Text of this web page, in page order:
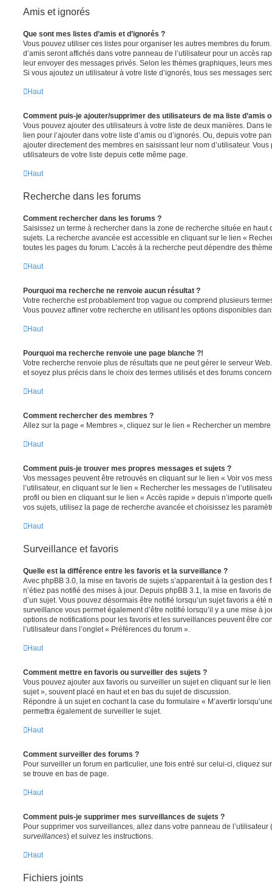
Amis et ignorés
Que sont mes listes d’amis et d’ignorés ?
Vous pouvez utiliser ces listes pour organiser les autres membres du
d’amis seront affichés dans votre panneau de l’utilisateur pour un accès
leur envoyer des messages privés. Selon les thèmes graphiques, leurs
Si vous ajoutez un utilisateur à votre liste d’ignorés, tous ses messages
Haut
Comment puis-je ajouter/supprimer des utilisateurs de ma liste d’amis
Vous pouvez ajouter des utilisateurs à votre liste de deux manières. Dans
lien pour l’ajouter dans votre liste d’amis ou d’ignorés. Ou, depuis votre
ajouter directement des membres en saisissant leur nom d’utilisateur.
utilisateurs de votre liste depuis cette même page.
Haut
Recherche dans les forums
Comment rechercher dans les forums ?
Saisissez un terme à rechercher dans la zone de recherche située en haut
sujets. La recherche avancée est accessible en cliquant sur le lien «
toutes les pages du forum. L’accès à la recherche peut dépendre des
Haut
Pourquoi ma recherche ne renvoie aucun résultat ?
Votre recherche est probablement trop vague ou comprend plusieurs
Vous pouvez affiner votre recherche en utilisant les options disponibles
Haut
Pourquoi ma recherche renvoie une page blanche ?!
Votre recherche renvoie plus de résultats que ne peut gérer le serveur
et soyez plus précis dans le choix des termes utilisés et des forums
Haut
Comment rechercher des membres ?
Allez sur la page « Membres », cliquez sur le lien « Rechercher un membre
Haut
Comment puis-je trouver mes propres messages et sujets ?
Vos messages peuvent être retrouvés en cliquant sur le lien « Voir vos
l’utilisateur, en cliquant sur le lien « Rechercher les messages de
profil ou bien en cliquant sur le lien « Accès rapide » depuis n’importe
vos sujets, utilisez la page de recherche avancée et choisissez les
Haut
Surveillance et favoris
Quelle est la différence entre les favoris et la surveillance ?
Avec phpBB 3.0, la mise en favoris de sujets s’apparentait à la gestion des
n’étiez pas notifié des mises à jour. Depuis phpBB 3.1, la mise en favoris
d’un sujet. Vous pouvez désormais être notifié lorsqu’un sujet favoris a été
surveillance vous permet également d’être notifié lorsqu’il y a une mise à
options de notifications pour les favoris et les surveillances peuvent être
l’utilisateur dans l’onglet « Préférences du forum ».
Haut
Comment mettre en favoris ou surveiller des sujets ?
Vous pouvez ajouter aux favoris ou surveiller un sujet en cliquant sur le
sujet », souvent placé en haut et en bas du sujet de discussion.
Répondre à un sujet en cochant la case du formulaire « M’avertir
permettra également de surveiller le sujet.
Haut
Comment surveiller des forums ?
Pour surveiller un forum en particulier, une fois entré sur celui-ci, cliquez
se trouve en bas de page.
Haut
Comment puis-je supprimer mes surveillances de sujets ?
Pour supprimer vos surveillances, allez dans votre panneau de l’utilisateur
surveillances) et suivez les instructions.
Haut
Fichiers joints